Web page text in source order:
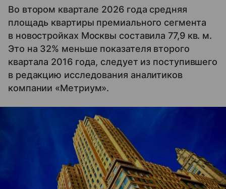
Во втором квартале 2026 года средняя
площадь квартиры премиального сегмента
в новостройках Москвы составила 77,9 кв. м.
Это на 32% меньше показателя второго
квартала 2016 года, следует из поступившего
в редакцию исследования аналитиков
компании «Метриум».